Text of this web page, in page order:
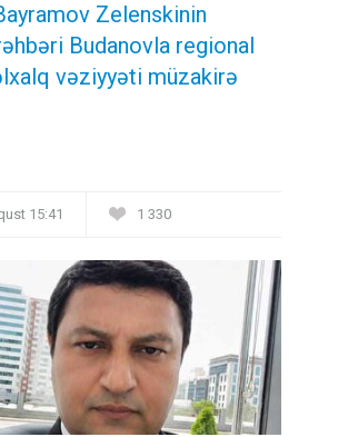
Zelenskinin
Budanovla regional
vəziyyəti müzakirə
15:41 1 330